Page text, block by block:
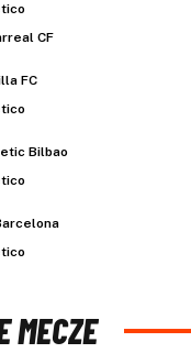
CF
FC
Bilbao
MECZE